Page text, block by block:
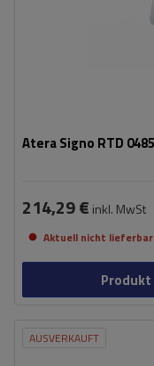
Atera Signo RTD
214,29 € inkl. MwSt
Aktuell nicht lieferbar
AUSVERKAUFT